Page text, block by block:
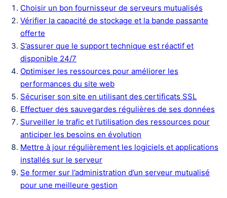
Choisir un bon fournisseur de serveurs mutualisés
Vérifier la capacité de stockage et la bande passante
offerte
S’assurer que le support technique est réactif et
disponible 24/7
Optimiser les ressources pour améliorer les
performances du site web
Sécuriser son site en utilisant des certificats SSL
Effectuer des sauvegardes régulières de ses données
Surveiller le trafic et l’utilisation des ressources pour
anticiper les besoins en évolution
Mettre à jour régulièrement les logiciels et applications
installés sur le serveur
Se former sur l’administration d’un serveur mutualisé
pour une meilleure gestion